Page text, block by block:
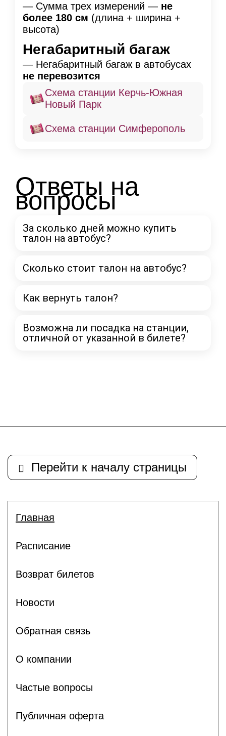
— Сумма трех измерений — не
более 180 см (длина + ширина +
высота)
Негабаритный багаж
— Негабаритный багаж в автобусах
не перевозится
Схема станции Керчь-Южная
Новый Парк
Схема станции Симферополь
Ответы на
вопросы
За сколько дней можно купить
талон на автобус?
Сколько стоит талон на автобус?
Как вернуть талон?
Возможна ли посадка на станции,
отличной от указанной в билете?
Перейти к началу страницы
Главная
Расписание
Возврат билетов
Новости
Обратная связь
О компании
Частые вопросы
Публичная оферта